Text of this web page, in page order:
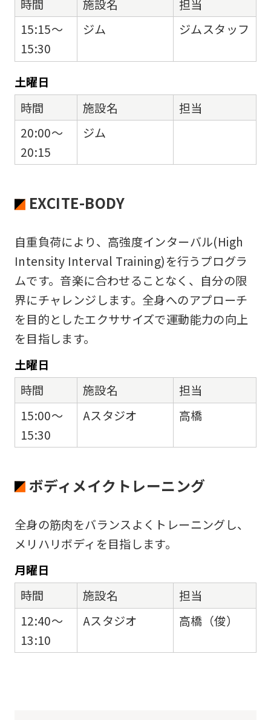
時間
15:15～
15:30
施設名
ジム
担当
ジムスタッフ
土曜日
時間
20:00～
20:15
施設名
ジム
担当
EXCITE-BODY
自重負荷により、高強度インターバル(High
Intensity Interval Training)を行うプログラ
ムです。音楽に合わせることなく、自分の限
界にチャレンジします。全身へのアプローチ
を目的としたエクササイズで運動能力の向上
を目指します。
土曜日
時間
15:00～
15:30
施設名
Aスタジオ
担当
高橋
ボディメイクトレーニング
全身の筋肉をバランスよくトレーニングし、
メリハリボディを目指します。
月曜日
時間
12:40～
13:10
施設名
Aスタジオ
担当
高橋（俊）